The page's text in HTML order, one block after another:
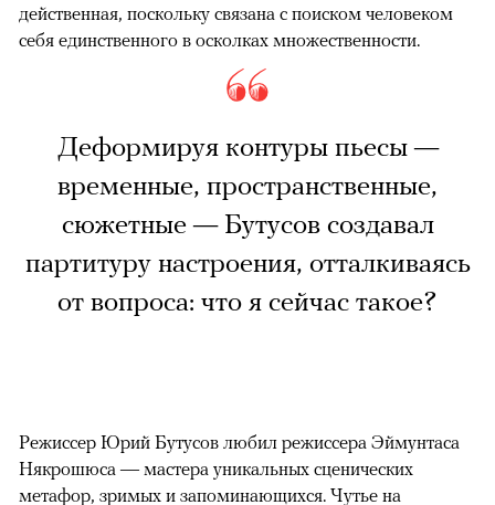
действенная, поскольку связана с поиском человеком
себя единственного в осколках множественности.
Деформируя контуры пьесы —
временные, пространственные,
сюжетные — Бутусов создавал
партитуру настроения, отталкиваясь
от вопроса: что я сейчас такое?
Режиссер Юрий Бутусов любил режиссера Эймунтаса
Някрошюса — мастера уникальных сценических
метафор, зримых и запоминающихся. Чутье на